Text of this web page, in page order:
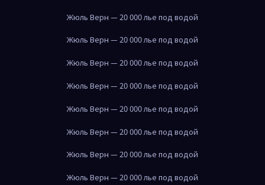
Жюль Верн — 20 000 лье под водой
Жюль Верн — 20 000 лье под водой
Жюль Верн — 20 000 лье под водой
Жюль Верн — 20 000 лье под водой
Жюль Верн — 20 000 лье под водой
Жюль Верн — 20 000 лье под водой
Жюль Верн — 20 000 лье под водой
Жюль Верн — 20 000 лье под водой